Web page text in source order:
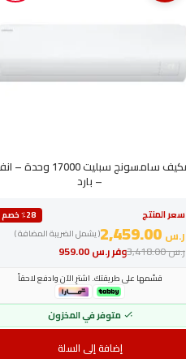
مكيف سامسونج سبليت 17000
– بارد
سعر المنتج
٪28 خصم
( يشمل الضريبة المضافة )
ر.س 2,459.00
وفرر.س959.00 ر.س3,418.00
قسّمها على طريقتك. اشترِ الآن وادفع لاحقاً
متوفر في المخزون
إضافة إلى السلة